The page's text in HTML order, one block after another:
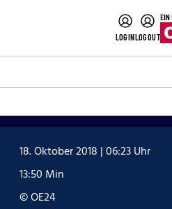
LOGINLOGOUT
18. Oktober 2018 | 06:23 Uhr
13:50 Min
© OE24